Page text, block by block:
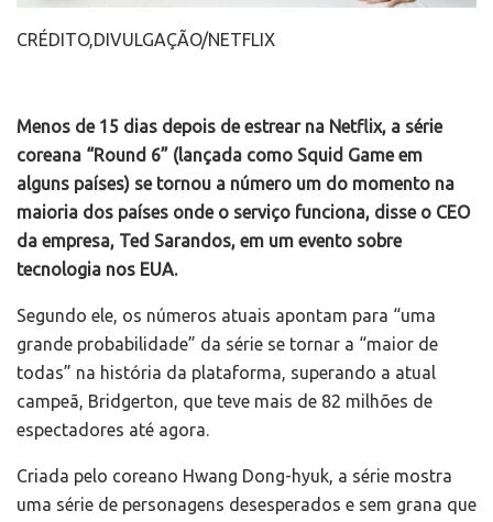
CRÉDITO,DIVULGAÇÃO/NETFLIX
Menos de 15 dias depois de estrear na Netflix, a série
coreana “Round 6” (lançada como Squid Game em
alguns países) se tornou a número um do momento na
maioria dos países onde o serviço funciona, disse o CEO
da empresa, Ted Sarandos, em um evento sobre
tecnologia nos EUA.
Segundo ele, os números atuais apontam para “uma
grande probabilidade” da série se tornar a “maior de
todas” na história da plataforma, superando a atual
campeã, Bridgerton, que teve mais de 82 milhões de
espectadores até agora.
Criada pelo coreano Hwang Dong-hyuk, a série mostra
uma série de personagens desesperados e sem grana que